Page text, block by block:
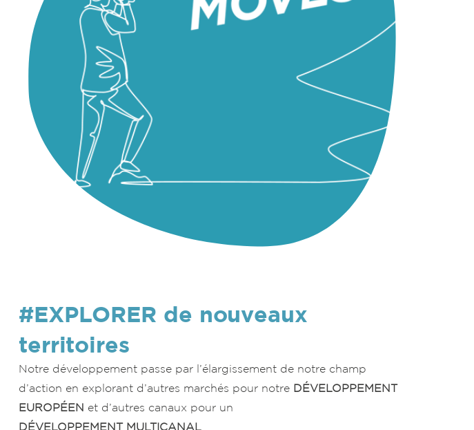
#EXPLORER de nouveaux
territoires
Notre développement passe par l’élargissement de notre champ
d’action en explorant d’autres marchés pour notre DÉVELOPPEMENT
EUROPÉEN et d’autres canaux pour un
DÉVELOPPEMENT MULTICANAL.